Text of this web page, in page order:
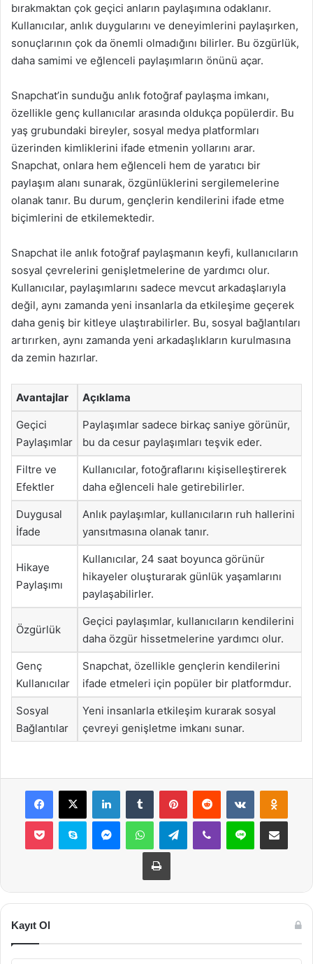
bırakmaktan çok geçici anların paylaşımına odaklanır.
Kullanıcılar, anlık duygularını ve deneyimlerini paylaşırken,
sonuçlarının çok da önemli olmadığını bilirler. Bu özgürlük,
daha samimi ve eğlenceli paylaşımların önünü açar.
Snapchat’in sunduğu anlık fotoğraf paylaşma imkanı,
özellikle genç kullanıcılar arasında oldukça popülerdir. Bu
yaş grubundaki bireyler, sosyal medya platformları
üzerinden kimliklerini ifade etmenin yollarını arar.
Snapchat, onlara hem eğlenceli hem de yaratıcı bir
paylaşım alanı sunarak, özgünlüklerini sergilemelerine
olanak tanır. Bu durum, gençlerin kendilerini ifade etme
biçimlerini de etkilemektedir.
Snapchat ile anlık fotoğraf paylaşmanın keyfi, kullanıcıların
sosyal çevrelerini genişletmelerine de yardımcı olur.
Kullanıcılar, paylaşımlarını sadece mevcut arkadaşlarıyla
değil, aynı zamanda yeni insanlarla da etkileşime geçerek
daha geniş bir kitleye ulaştırabilirler. Bu, sosyal bağlantıları
artırırken, aynı zamanda yeni arkadaşlıkların kurulmasına
da zemin hazırlar.
Avantajlar Açıklama
Geçici
Paylaşımlar
Paylaşımlar sadece birkaç saniye görünür,
bu da cesur paylaşımları teşvik eder.
Filtre ve
Efektler
Kullanıcılar, fotoğraflarını kişiselleştirerek
daha eğlenceli hale getirebilirler.
Duygusal
İfade
Anlık paylaşımlar, kullanıcıların ruh hallerini
yansıtmasına olanak tanır.
Hikaye
Paylaşımı
Kullanıcılar, 24 saat boyunca görünür
hikayeler oluşturarak günlük yaşamlarını
paylaşabilirler.
Özgürlük
Geçici paylaşımlar, kullanıcıların kendilerini
daha özgür hissetmelerine yardımcı olur.
Genç
Kullanıcılar
Snapchat, özellikle gençlerin kendilerini
ifade etmeleri için popüler bir platformdur.
Sosyal
Bağlantılar
Yeni insanlarla etkileşim kurarak sosyal
çevreyi genişletme imkanı sunar.
Facebook
X LinkedInTumblr PinterestReddit VKontakte
Pocket Skype MessengerWhatsAppTelegramViber Line E-Posta ile
Yazdır
Kayıt Ol